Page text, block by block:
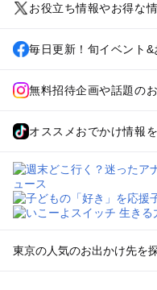
お役立ち情報やお得な
毎日更新！旬イベント&
無料招待企画や話題の
オススメおでかけ情報
東京の人気のお出かけ先を